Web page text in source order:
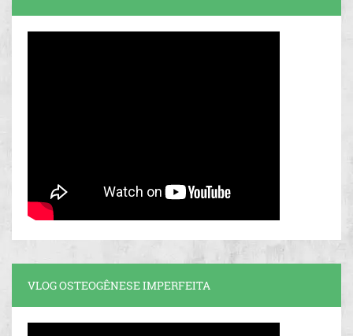
VLOG OSTEOGÊNESE IMPERFEITA